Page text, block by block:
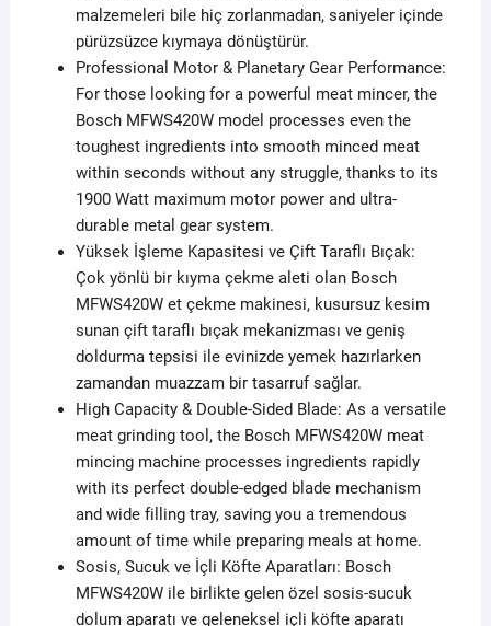
malzemeleri bile hiç zorlanmadan, saniyeler içinde
pürüzsüzce kıymaya dönüştürür.
Professional Motor & Planetary Gear Performance:
For those looking for a powerful meat mincer, the
Bosch MFWS420W model processes even the
toughest ingredients into smooth minced meat
within seconds without any struggle, thanks to its
1900 Watt maximum motor power and ultra-
durable metal gear system.
Yüksek İşleme Kapasitesi ve Çift Taraflı Bıçak:
Çok yönlü bir kıyma çekme aleti olan Bosch
MFWS420W et çekme makinesi, kusursuz kesim
sunan çift taraflı bıçak mekanizması ve geniş
doldurma tepsisi ile evinizde yemek hazırlarken
zamandan muazzam bir tasarruf sağlar.
High Capacity & Double-Sided Blade: As a versatile
meat grinding tool, the Bosch MFWS420W meat
mincing machine processes ingredients rapidly
with its perfect double-edged blade mechanism
and wide filling tray, saving you a tremendous
amount of time while preparing meals at home.
Sosis, Sucuk ve İçli Köfte Aparatları: Bosch
MFWS420W ile birlikte gelen özel sosis-sucuk
dolum aparatı ve geleneksel içli köfte aparatı